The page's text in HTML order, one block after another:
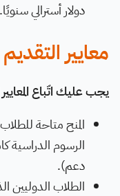
دولار أسترالي سنويًا.
معايير التقديم
يجب عليك اتّباع المعايير
المنح متاحة
الرسوم الدراسية
دعم).
الطلاب